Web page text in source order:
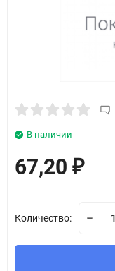
В наличии
67,20 ₽
Количество: